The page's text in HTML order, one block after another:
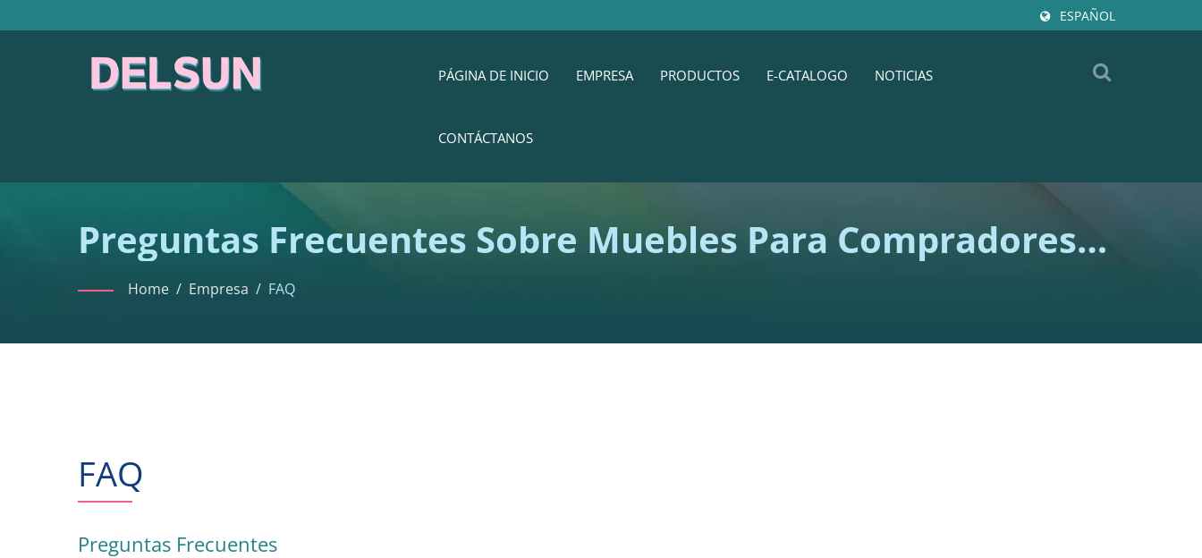
ESPAÑOL
PÁGINA DE INICIO EMPRESA PRODUCTOS E-CATALOGO NOTICIAS
CONTÁCTANOS
Preguntas Frecuentes Sobre Muebles Para Compradores
B2BHome / Empresa / FAQ
FAQ
Preguntas Frecuentes